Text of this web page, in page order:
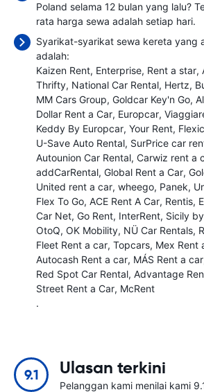
Poland selama 12 bulan yang lalu?
rata harga sewa adalah setiap hari.
Syarikat-syarikat sewa kereta yang
adalah:
Kaizen Rent Enterprise Rent a star
Thrifty National Car Rental Hertz
MM Cars Group Goldcar Key'n Go
Dollar Rent a Car Europcar
Keddy By Europcar Your Rent
U-Save Auto Rental SurPrice car
Autounion Car Rental Carwiz rent a
addCarRental Global Rent a Car
United rent a car wheego Panek
Flex To Go ACE Rent A Car Rentis
Car Net Go Rent InterRent Sicily
OtoQ OK Mobility NÜ Car Rentals
Fleet Rent a car Topcars Mex Rent
Autocash Rent a car MÁS Rent a car
Red Spot Car Rental Advantage
Street Rent a Car McRent
.
9.1 Ulasan terkini
Pelanggan kami menilai kami